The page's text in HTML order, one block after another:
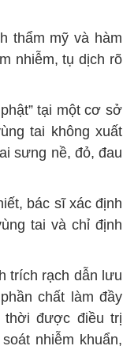
thẩm mỹ và hàm
nhiễm, tụ dịch rõ
tại một cơ sở
tai không xuất
sưng nề, đỏ, đau
bác sĩ xác định
tai và chỉ định
trích rạch dẫn lưu
chất làm đầy
thời được điều trị
nhiễm khuẩn,